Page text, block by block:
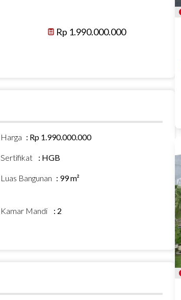
Rp 1.990.000.000
Harga : Rp 1.990.000.000
Sertifikat : HGB
Luas Bangunan : 99 m²
Kamar Mandi : 2